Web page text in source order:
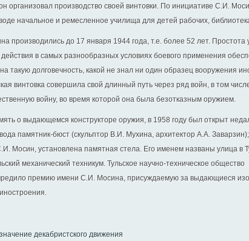
организовал производство своей винтовки. По инициативе С.И.
начальное и ремесленное училища для детей рабочих,
производились до 17 января 1944 года, т.е. более 52 лет. Простота
действия в самых разнообразных условиях боевого применения
такую долговечность, какой не знал ни один образец вооружения
винтовка совершила свой длинный путь через ряд войн, в том
войну, во время которой она была безотказным оружием.
о выдающемся конструкторе оружия, в 1958 году был открыт
памятник-бюст (скульптор В.И. Мухина, архитектор А.А.
Мосин, установлена памятная стела. Его именем названы улица в
механический техникум. Тульское научно-техническое общество
премию имени С.И. Мосина, присуждаемую за выдающиеся
декабристского движения